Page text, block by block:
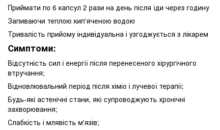
Приймати по 6 капсул 2 рази на день після їди через годину
Запиваючи теплою кип'яченою водою
Тривалість прийому індивідуальна і узгоджується з лікарем
Симптоми:
Відсутність сил і енергії після перенесеного хірургічного
втручання;
Відновлювальний період після хіміо і лучевої терапії;
Будь-які астенічні стани, які супроводжують хронічні
захворювання;
Слабкість і млявість м'язів;